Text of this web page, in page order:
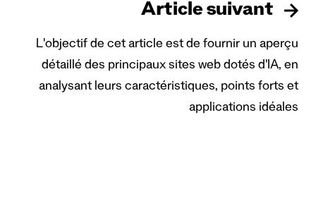
Article suivant
L'objectif de cet article est de fournir un aperçu
détaillé des principaux sites web dotés d'IA, en
analysant leurs caractéristiques, points forts et
applications idéales